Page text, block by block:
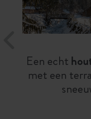
Een echt
met een